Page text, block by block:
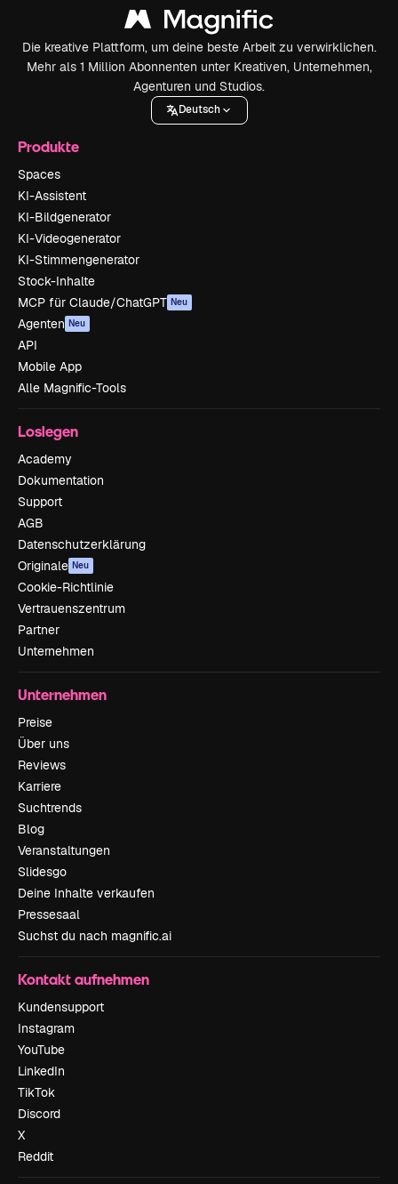
Die kreative Plattform, um deine beste Arbeit zu verwirklichen.
Mehr als 1 Million Abonnenten unter Kreativen, Unternehmen,
Agenturen und Studios.
Deutsch
Produkte
Spaces
KI-Assistent
KI-Bildgenerator
KI-Videogenerator
KI-Stimmengenerator
Stock-Inhalte
MCP für Claude/ChatGPT Neu
Agenten Neu
API
Mobile App
Alle Magnific-Tools
Loslegen
Academy
Dokumentation
Support
AGB
Datenschutzerklärung
Originale Neu
Cookie-Richtlinie
Vertrauenszentrum
Partner
Unternehmen
Unternehmen
Preise
Über uns
Reviews
Karriere
Suchtrends
Blog
Veranstaltungen
Slidesgo
Deine Inhalte verkaufen
Pressesaal
Suchst du nach magnific.ai
Kontakt aufnehmen
Kundensupport
Instagram
YouTube
LinkedIn
TikTok
Discord
X
Reddit